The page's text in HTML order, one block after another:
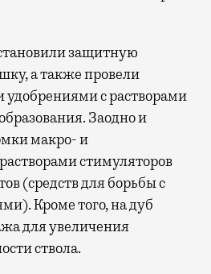
защитную
а также провели
с растворами
Заодно и
макро- и
стимуляторов
(средств для борьбы с
Кроме того, на дуб
для увеличения
ствола.